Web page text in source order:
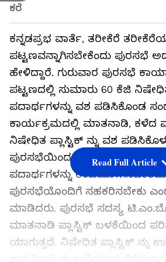
ಕರೆ
ಕನ್ನಡಪ್ರಭ ವಾರ್ತೆ, ತರೀಕೆರೆ
ಪಟ್ಟಣವನ್ನಾಗಿಸಬೇಕೆಂದು ಪುರಸಭೆ
ಹೇಳಿದ್ದಾರೆ. ಗುರುವಾರ ಪುರಸಭೆ
ಪಟ್ಟಣದಲ್ಲಿ ಸುಮಾರು 60 ಕೆಜಿ
ಪದಾರ್ಥಗಳನ್ನು ವಶ ಪಡಿಸಿಕೊಂಡ
ಕಾರ್ಯಕ್ರಮದಲ್ಲಿ ಮಾತನಾಡಿ, ಕಳೆದ
ನಿಷೇಧಿತ ಪ್ಲಾಸ್ಟಿಕ್ ನ್ನು ವಶ
ಪುರಸಭೆಯಿಂದ ಪ್ರಾರಂಭಿಸಲಾಗಿದೆ.
ಪದಾರ್ಥಗಳನ್ನು
ಪುರಸಭೆಯೊಂದಿಗೆ ಸಹಕರಿಸಬೇಕು
ಮಾಡಿದರು. ಪುರಸಭೆ ಸದಸ್ಯ
ಮಾತನಾಡಿ ಪ್ಲಾಸ್ಟಿಕ್ ಬಳಕೆಯಿಂದ
ಯಾಗುತ್ತದೆ. ನಿಷೇಧಿತ ಪ್ಲಾಸ್ಟಿಕ್
Read Full Article